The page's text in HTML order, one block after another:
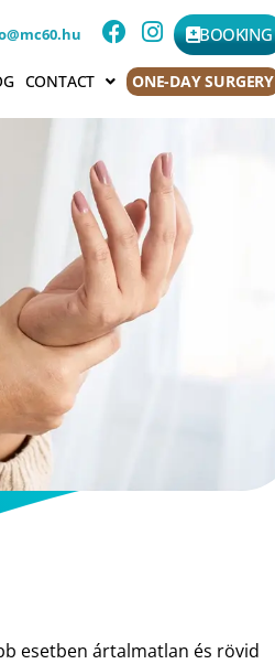
BOOKING
CONTACT ONE-DAY SURGERY
esetben ártalmatlan és rövid